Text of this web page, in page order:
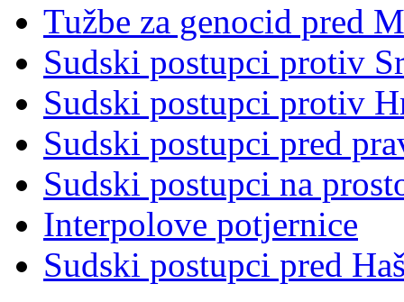
Tužbe za genocid pred
Sudski postupci protiv
Sudski postupci protiv
Sudski postupci pred
Sudski postupci na
Interpolove potjernice
Sudski postupci pred